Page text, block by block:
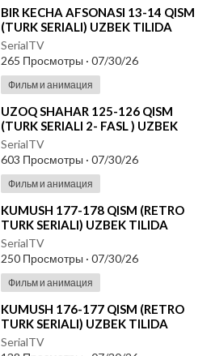
⁣BIR KECHA AFSONASI 13-14 QISM
(TURK SERIALI) UZBEK TILIDA
SerialTV
265 Просмотры · 07/30/26
Фильм и анимация
⁣UZOQ SHAHAR 125-126 QISM
(TURK SERIALI 2- FASL ) UZBEK
TILIDA
SerialTV
603 Просмотры · 07/30/26
Фильм и анимация
⁣KUMUSH 177-178 QISM (RETRO
TURK SERIALI) UZBEK TILIDA
SerialTV
250 Просмотры · 07/30/26
Фильм и анимация
⁣KUMUSH 176-177 QISM (RETRO
TURK SERIALI) UZBEK TILIDA
SerialTV